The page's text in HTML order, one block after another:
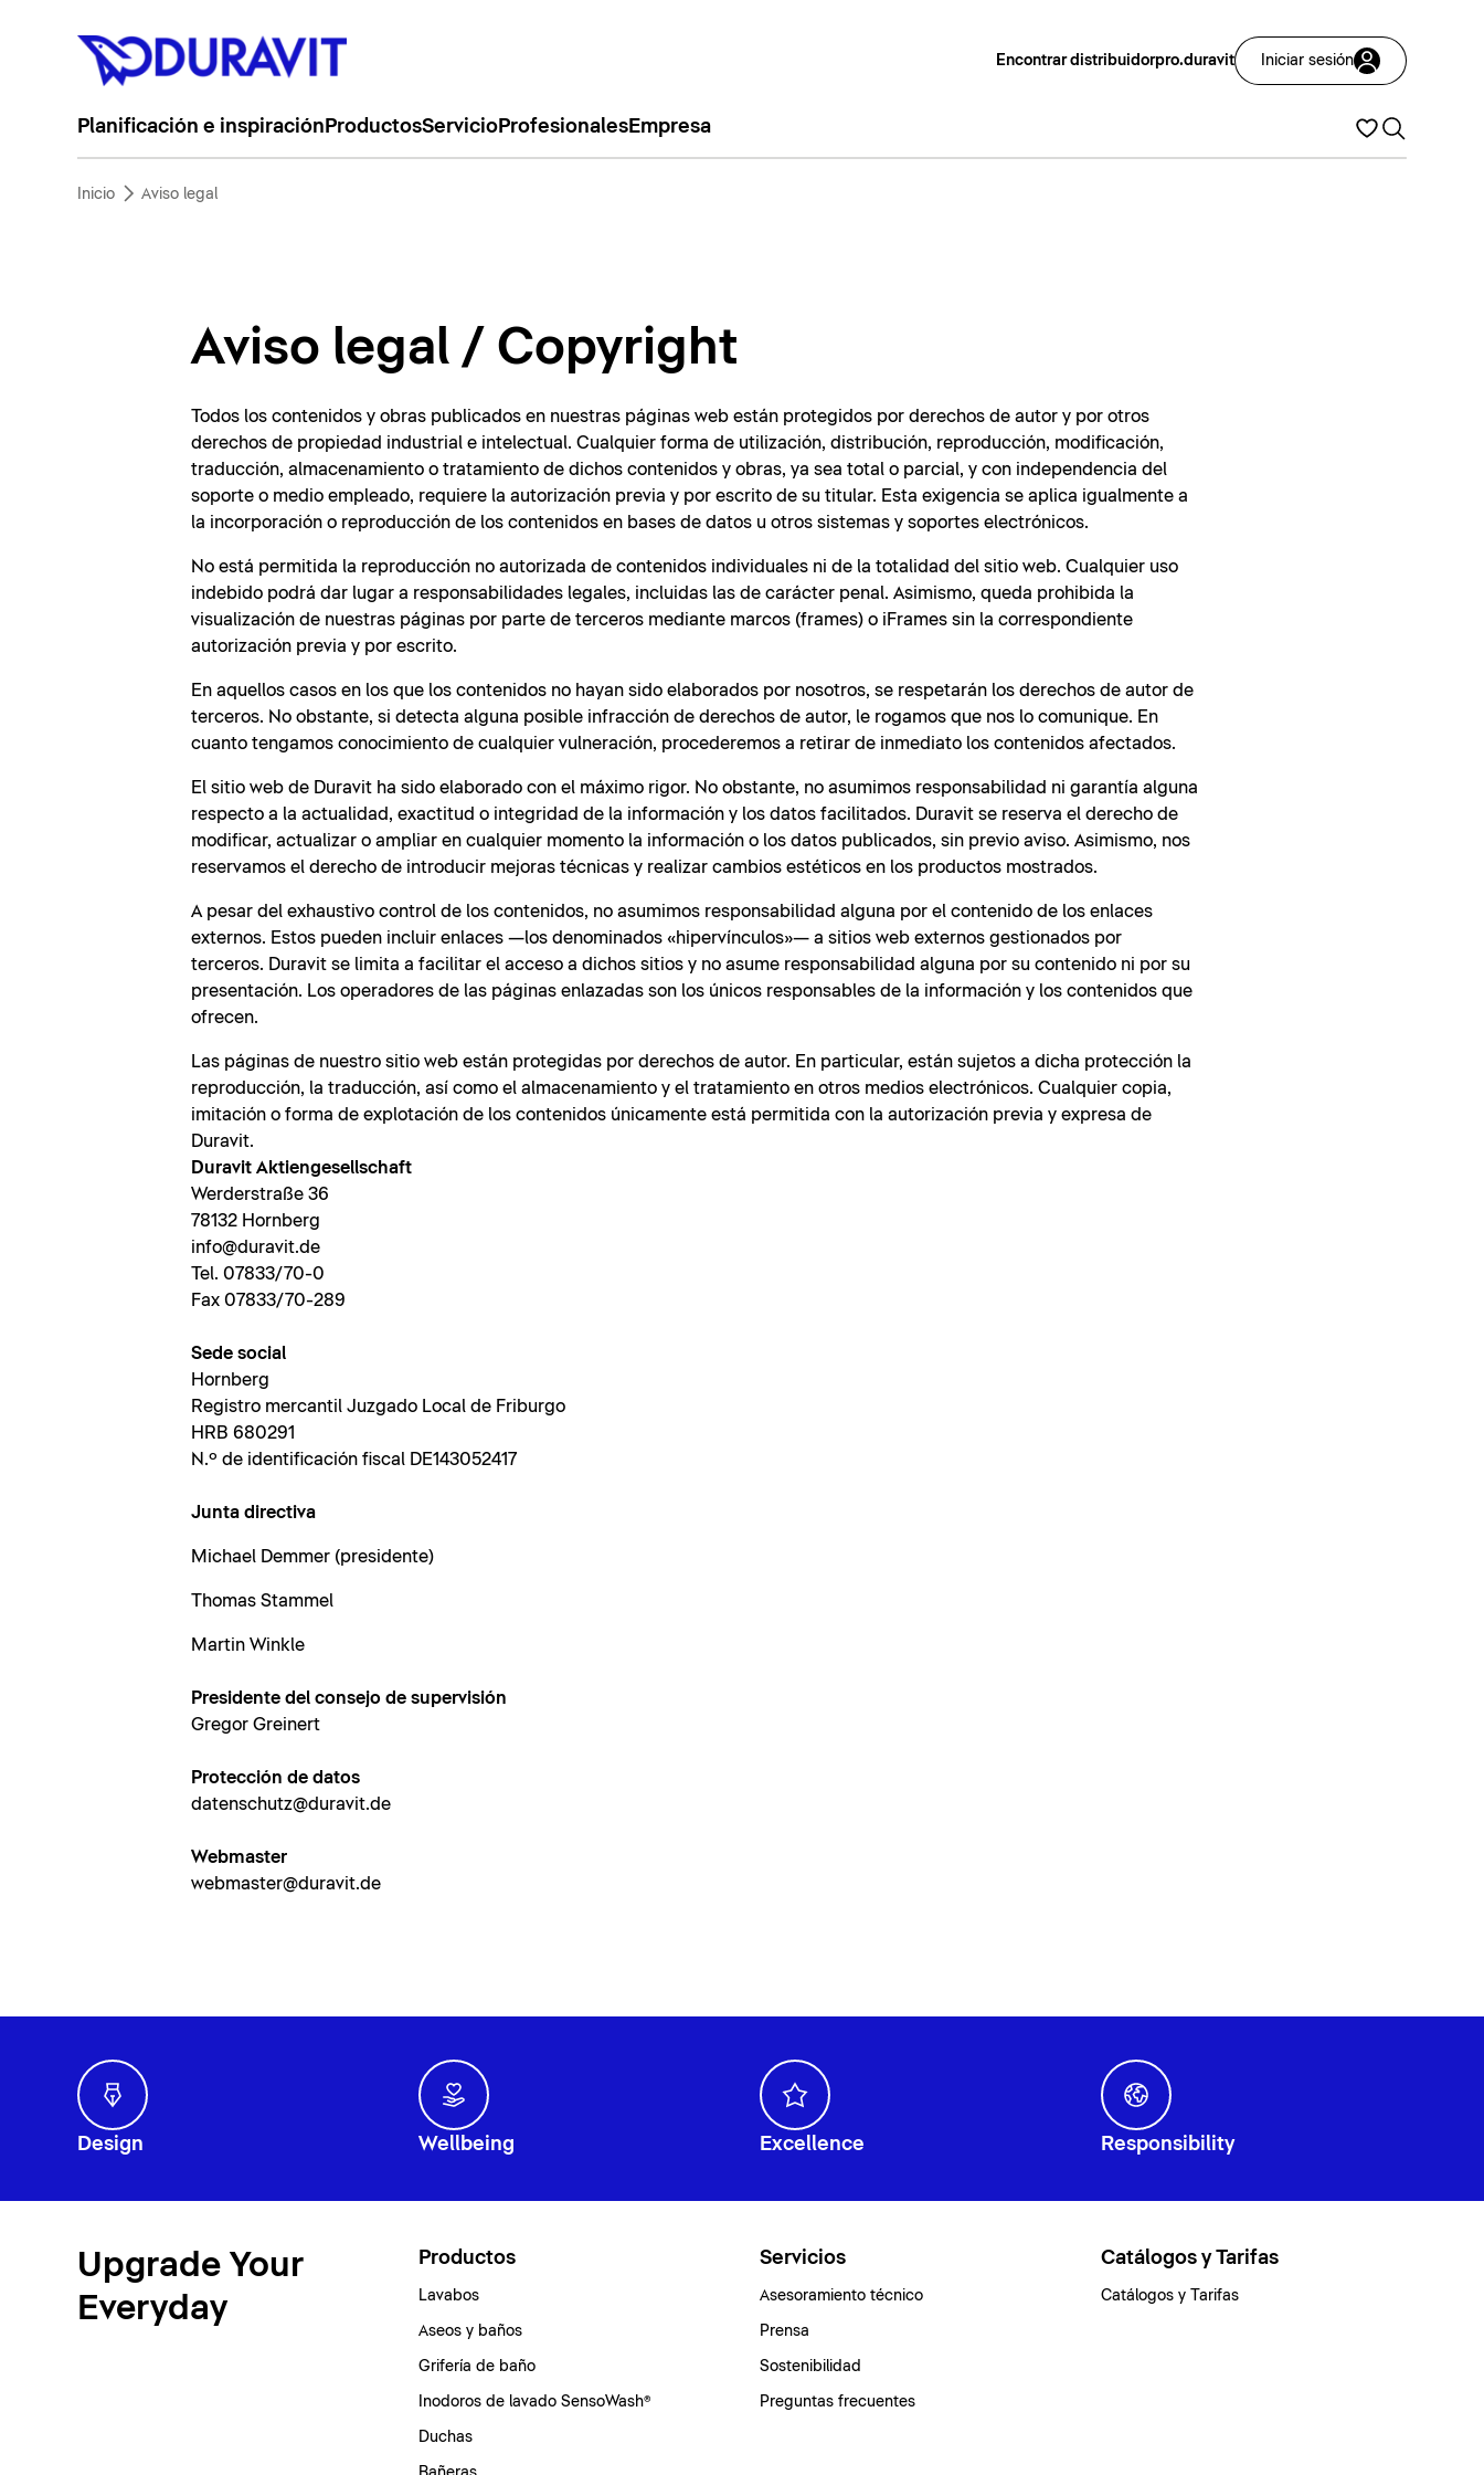
Encontrar distribuidorpro.duravit Iniciar sesión
Planificación e inspiración ProductosServicioProfesionalesEmpresa
Inicio Aviso legal
Aviso legal / Copyright
Todos los contenidos y obras publicados en nuestras páginas web están protegidos por derechos de autor y por otros
derechos de propiedad industrial e intelectual. Cualquier forma de utilización, distribución, reproducción, modificación,
traducción, almacenamiento o tratamiento de dichos contenidos y obras, ya sea total o parcial, y con independencia del
soporte o medio empleado, requiere la autorización previa y por escrito de su titular. Esta exigencia se aplica igualmente a
la incorporación o reproducción de los contenidos en bases de datos u otros sistemas y soportes electrónicos.
No está permitida la reproducción no autorizada de contenidos individuales ni de la totalidad del sitio web. Cualquier uso
indebido podrá dar lugar a responsabilidades legales, incluidas las de carácter penal. Asimismo, queda prohibida la
visualización de nuestras páginas por parte de terceros mediante marcos (frames) o iFrames sin la correspondiente
autorización previa y por escrito.
En aquellos casos en los que los contenidos no hayan sido elaborados por nosotros, se respetarán los derechos de autor de
terceros. No obstante, si detecta alguna posible infracción de derechos de autor, le rogamos que nos lo comunique. En
cuanto tengamos conocimiento de cualquier vulneración, procederemos a retirar de inmediato los contenidos afectados.
El sitio web de Duravit ha sido elaborado con el máximo rigor. No obstante, no asumimos responsabilidad ni garantía alguna
respecto a la actualidad, exactitud o integridad de la información y los datos facilitados. Duravit se reserva el derecho de
modificar, actualizar o ampliar en cualquier momento la información o los datos publicados, sin previo aviso. Asimismo, nos
reservamos el derecho de introducir mejoras técnicas y realizar cambios estéticos en los productos mostrados.
A pesar del exhaustivo control de los contenidos, no asumimos responsabilidad alguna por el contenido de los enlaces
externos. Estos pueden incluir enlaces —los denominados «hipervínculos»— a sitios web externos gestionados por
terceros. Duravit se limita a facilitar el acceso a dichos sitios y no asume responsabilidad alguna por su contenido ni por su
presentación. Los operadores de las páginas enlazadas son los únicos responsables de la información y los contenidos que
ofrecen.
Las páginas de nuestro sitio web están protegidas por derechos de autor. En particular, están sujetos a dicha protección la
reproducción, la traducción, así como el almacenamiento y el tratamiento en otros medios electrónicos. Cualquier copia,
imitación o forma de explotación de los contenidos únicamente está permitida con la autorización previa y expresa de
Duravit.
Duravit Aktiengesellschaft
Werderstraße 36
78132 Hornberg
info@duravit.de
Tel. 07833/70-0
Fax 07833/70-289
Sede social
Hornberg
Registro mercantil Juzgado Local de Friburgo
HRB 680291
N.º de identificación fiscal DE143052417
Junta directiva
Michael Demmer (presidente)
Thomas Stammel
Martin Winkle
Presidente del consejo de supervisión
Gregor Greinert
Protección de datos
datenschutz@duravit.de
Webmaster
webmaster@duravit.de
Design Wellbeing Excellence Responsibility
Upgrade Your
Everyday
Productos
Lavabos
Aseos y baños
Grifería de baño
Inodoros de lavado SensoWash®
Duchas
Servicios
Asesoramiento técnico
Prensa
Sostenibilidad
Preguntas frecuentes
Catálogos y Tarifas
Catálogos y Tarifas